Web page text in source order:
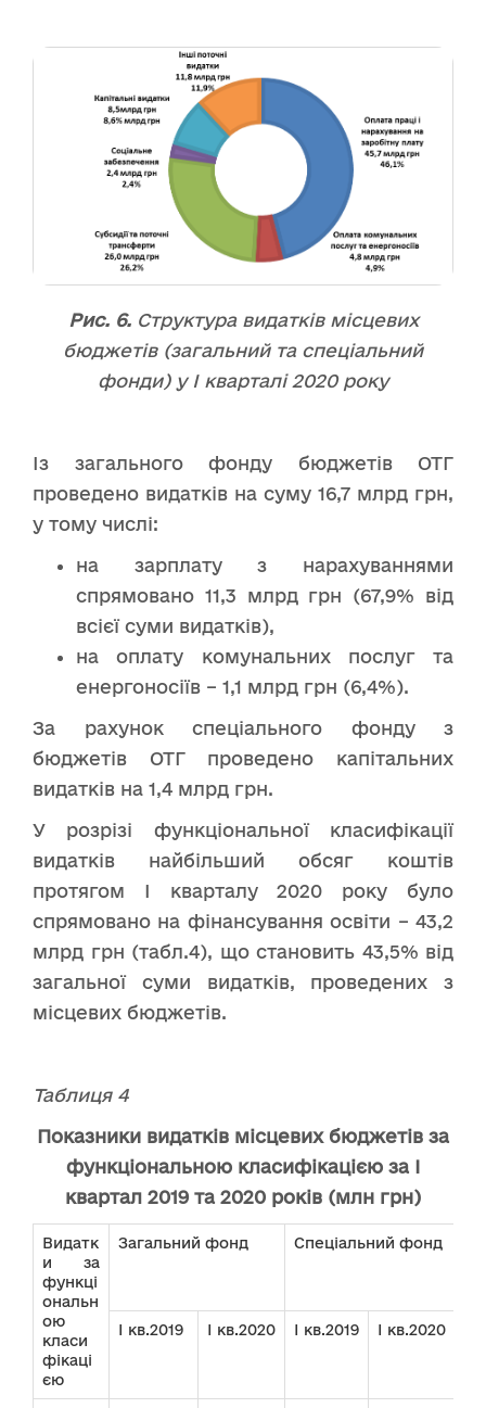
Рис. 6.Структура видатків місцевих
бюджетів (загальний та спеціальний
фонди) у І кварталі 2020 року
Із загального фонду бюджетів ОТГ
проведено видатків на суму 16,7 млрд грн,
у тому числі:
на зарплату з нарахуваннями
спрямовано 11,3 млрд грн (67,9% від
всієї суми видатків),
на оплату комунальних послуг та
енергоносіїв – 1,1 млрд грн (6,4%).
За рахунок спеціального фонду з
бюджетів ОТГ проведено капітальних
видатків на 1,4 млрд грн.
У розрізі функціональної класифікації
видатків найбільший обсяг коштів
протягом І кварталу 2020 року було
спрямовано на фінансування освіти – 43,2
млрд грн (табл.4), що становить 43,5% від
загальної суми видатків, проведених з
місцевих бюджетів.
Таблиця 4
Показники видатків місцевих бюджетів за
функціональною класифікацією за І
квартал 2019 та 2020 років (млн грн)
Видатк
и за
функці
ональн
ою
класи
фікаці
єю
Загальний фонд Спеціальний фонд
І кв.2019 І кв.2020 І кв.2019 І кв.2020